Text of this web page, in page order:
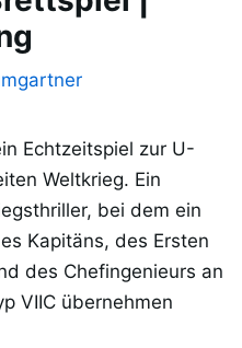
Echtzeitspiel zur U-
Weltkrieg. Ein
bei dem ein
Kapitäns, des Ersten
des Chefingenieurs an
VIIC übernehmen